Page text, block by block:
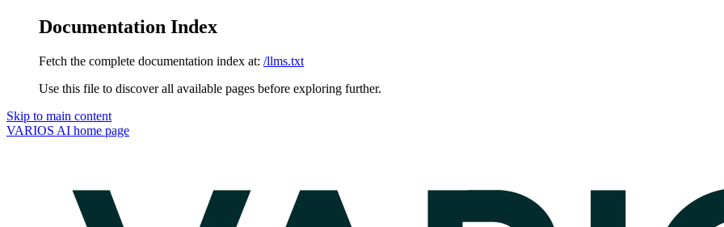
Documentation Index
Fetch the complete documentation index at: /llms.txt
Use this file to discover all available pages before exploring further.
Skip to main content
VARIOS AI home page